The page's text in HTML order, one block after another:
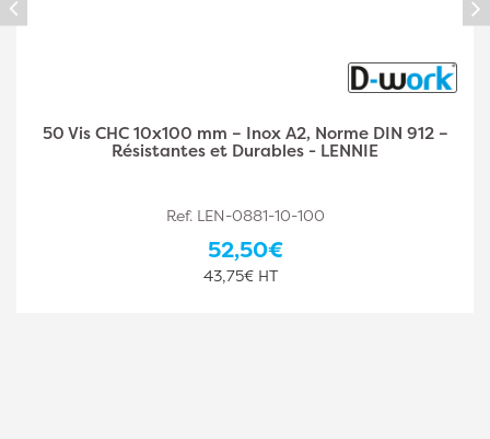
50 Vis CHC 10 x 110 mm – Inox A2, Norme DIN 912 –
Résistantes et Durables - LENNIE
Ref. LEN-0881-10-110
62,00€
51,67€ HT